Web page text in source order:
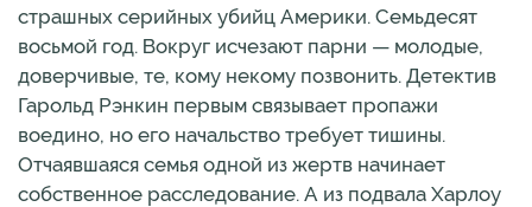
страшных серийных убийц Америки. Семьдесят
восьмой год. Вокруг исчезают парни — молодые,
доверчивые, те, кому некому позвонить. Детектив
Гарольд Рэнкин первым связывает пропажи
воедино, но его начальство требует тишины.
Отчаявшаяся семья одной из жертв начинает
собственное расследование. А из подвала Харлоу